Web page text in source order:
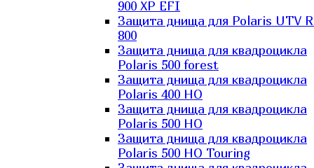
900 XP EFI
Защита днища для Polaris UTV
800
Защита днища для квадроцикла
Polaris 500 forest
Защита днища для квадроцикла
Polaris 400 HO
Защита днища для квадроцикла
Polaris 500 HO
Защита днища для квадроцикла
Polaris 500 HO Touring